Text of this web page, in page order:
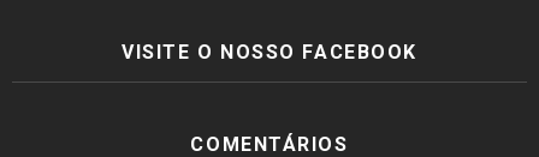
VISITE O NOSSO FACEBOOK
COMENTÁRIOS